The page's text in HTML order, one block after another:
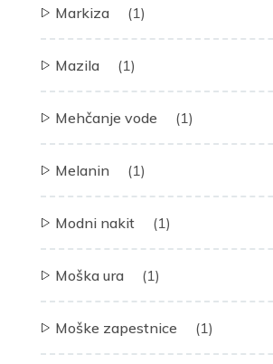
Markiza (1)
Mazila (1)
Mehčanje vode (1)
Melanin (1)
Modni nakit (1)
Moška ura (1)
Moške zapestnice (1)